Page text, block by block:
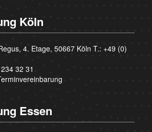
Köln
4. Etage, 50667 Köln T.: +49 (0)
32 31
Essen